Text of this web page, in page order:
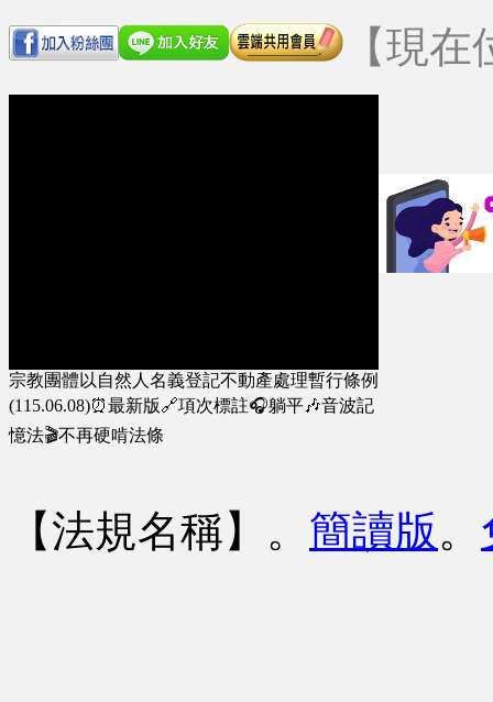
【現
宗教團體以自然人名義登記不動產處理暫行條例
(115.06.08)⏰最新版🔗項次標註🎧躺平🎶音波記
憶法🎬不再硬啃法條
【法規名稱】 。 簡讀版。